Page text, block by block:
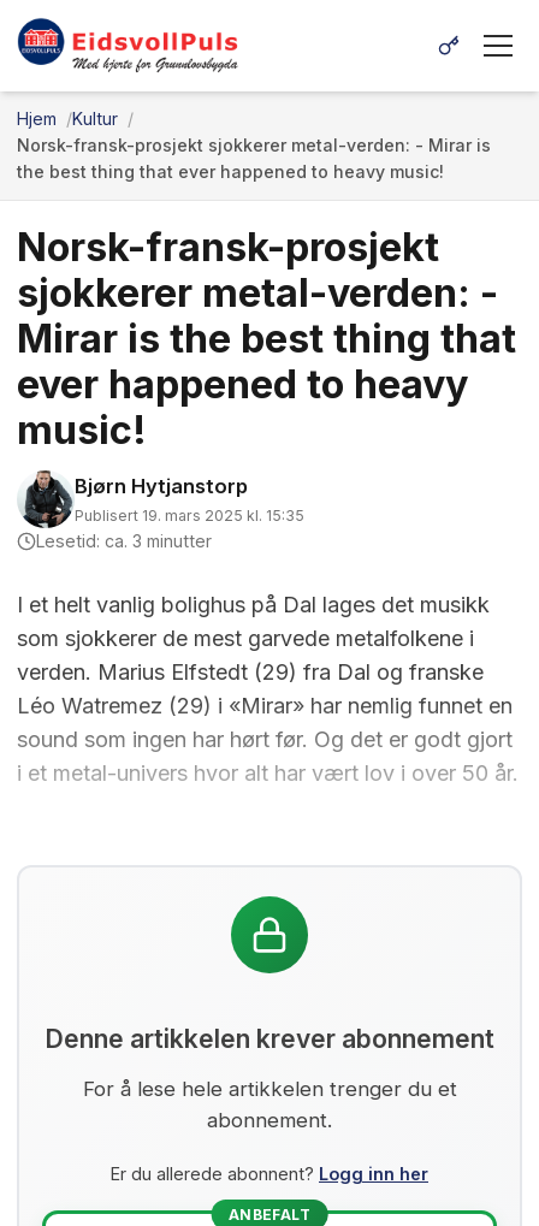
Hjem
Kultur
Norsk-fransk-prosjekt sjokkerer metal-verden: - Mirar is
the best thing that ever happened to heavy music!
Norsk-fransk-prosjekt
sjokkerer metal-verden: -
Mirar is the best thing that
ever happened to heavy
music!
Bjørn Hytjanstorp
Publisert 19. mars 2025 kl. 15:35
Lesetid: ca. 3 minutter
I et helt vanlig bolighus på Dal lages det musikk
som sjokkerer de mest garvede metalfolkene i
verden. Marius Elfstedt (29) fra Dal og franske
Léo Watremez (29) i «Mirar» har nemlig funnet en
sound som ingen har hørt før. Og det er godt gjort
i et metal-univers hvor alt har vært lov i over 50 år.
Denne artikkelen krever abonnement
For å lese hele artikkelen trenger du et
abonnement.
Er du allerede abonnent? Logg inn her
ANBEFALT